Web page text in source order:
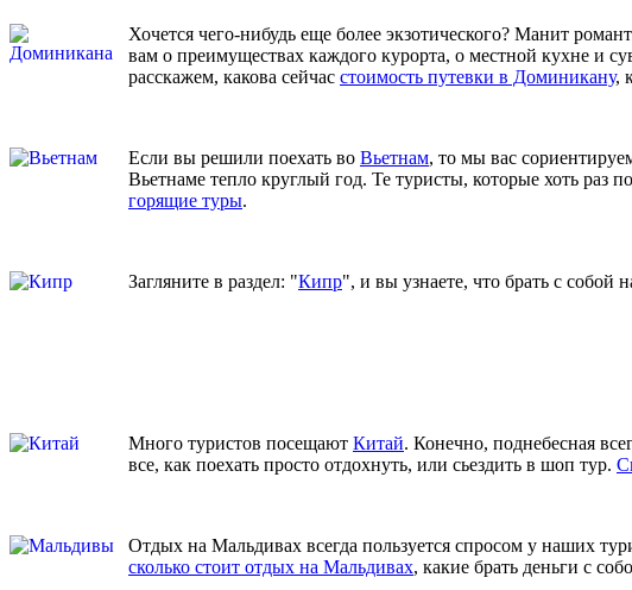
Хочется чего-нибудь еще более экзотического? Манит
вам о преимуществах каждого курорта, о местной кухне и
расскажем, какова сейчас стоимость путевки в Доминикану,
Если вы решили поехать во Вьетнам, то мы вас
Вьетнаме тепло круглый год. Те туристы, которые хоть раз
горящие туры.
Загляните в раздел: "Кипр", и вы узнаете, что брать с собой
Много туристов посещают Китай. Конечно, поднебесная
все, как поехать просто отдохнуть, или сьездить в шоп тур.
Отдых на Мальдивах всегда пользуется спросом у наших
сколько стоит отдых на Мальдивах, какие брать деньги с